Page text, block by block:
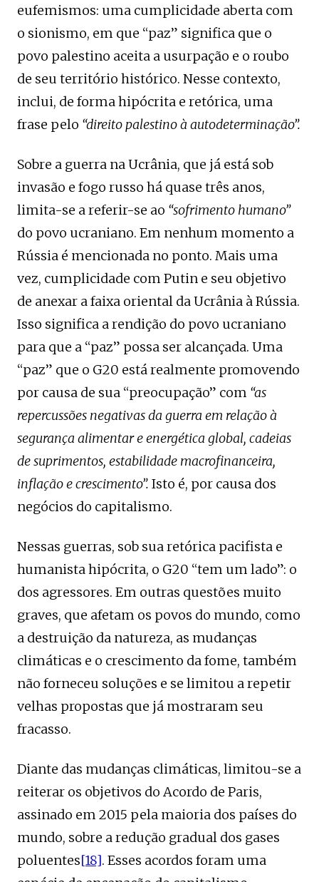
eufemismos: uma cumplicidade aberta com
o sionismo, em que “paz” significa que o
povo palestino aceita a usurpação e o roubo
de seu território histórico. Nesse contexto,
inclui, de forma hipócrita e retórica, uma
frase pelo “direito palestino à autodeterminação”.
Sobre a guerra na Ucrânia, que já está sob
invasão e fogo russo há quase três anos,
limita-se a referir-se ao “sofrimento humano”
do povo ucraniano. Em nenhum momento a
Rússia é mencionada no ponto. Mais uma
vez, cumplicidade com Putin e seu objetivo
de anexar a faixa oriental da Ucrânia à Rússia.
Isso significa a rendição do povo ucraniano
para que a “paz” possa ser alcançada. Uma
“paz” que o G20 está realmente promovendo
por causa de sua “preocupação” com “as
repercussões negativas da guerra em relação à
segurança alimentar e energética global, cadeias
de suprimentos, estabilidade macrofinanceira,
inflação e crescimento”. Isto é, por causa dos
negócios do capitalismo.
Nessas guerras, sob sua retórica pacifista e
humanista hipócrita, o G20 “tem um lado”: o
dos agressores. Em outras questões muito
graves, que afetam os povos do mundo, como
a destruição da natureza, as mudanças
climáticas e o crescimento da fome, também
não forneceu soluções e se limitou a repetir
velhas propostas que já mostraram seu
fracasso.
Diante das mudanças climáticas, limitou-se a
reiterar os objetivos do Acordo de Paris,
assinado em 2015 pela maioria dos países do
mundo, sobre a redução gradual dos gases
poluentes[18]. Esses acordos foram uma